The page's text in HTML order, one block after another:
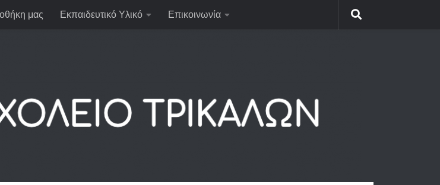
μας Εκπαιδευτικό Υλικό Επικοινωνία